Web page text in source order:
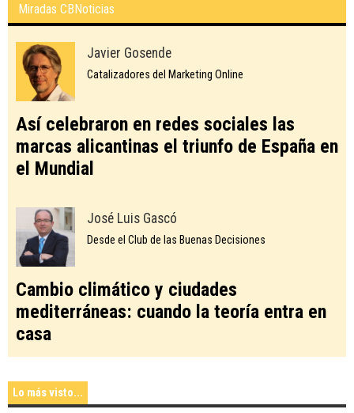
Miradas CBNoticias
Javier Gosende
Catalizadores del Marketing Online
Así celebraron en redes sociales las
marcas alicantinas el triunfo de España en
el Mundial
José Luis Gascó
Desde el Club de las Buenas Decisiones
Cambio climático y ciudades
mediterráneas: cuando la teoría entra en
casa
Lo más visto...